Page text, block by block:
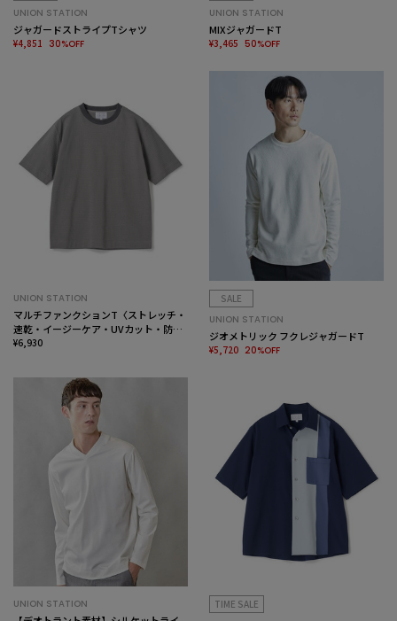
UNION STATION
ジャガードストライプTシャツ
¥4,851 30%OFF
UNION STATION
MIXジャガードT
¥3,465 50%OFF
UNION STATION
マルチファンクションT〈ストレッチ・
速乾・イージーケア・UVカット・防
菌・防臭・ハンドウォッシャブル〉
¥6,930
SALE
UNION STATION
ジオメトリック フクレジャガードT
¥5,720 20%OFF
UNION STATION
TIME SALE